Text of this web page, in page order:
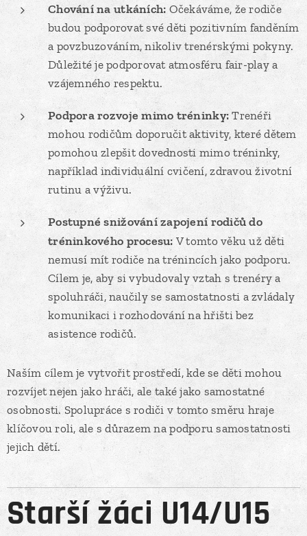
Chování na utkáních: Očekáváme, že rodiče
budou podporovat své děti pozitivním fanděním
a povzbuzováním, nikoliv trenérskými pokyny.
Důležité je podporovat atmosféru fair-play a
vzájemného respektu.
Podpora rozvoje mimo tréninky:Trenéři
mohou rodičům doporučit aktivity, které dětem
pomohou zlepšit dovednosti mimo tréninky,
například individuální cvičení, zdravou životní
rutinu a výživu.
Postupné snižování zapojení rodičů do
tréninkového procesu: V tomto věku už děti
nemusí mít rodiče na trénincích jako podporu.
Cílem je, aby si vybudovaly vztah s trenéry a
spoluhráči, naučily se samostatnosti a zvládaly
komunikaci i rozhodování na hřišti bez
asistence rodičů.
Naším cílem je vytvořit prostředí, kde se děti mohou
rozvíjet nejen jako hráči, ale také jako samostatné
osobnosti. Spolupráce s rodiči v tomto směru hraje
klíčovou roli, ale s důrazem na podporu samostatnosti
jejich dětí.
Starší žáci U14/U15